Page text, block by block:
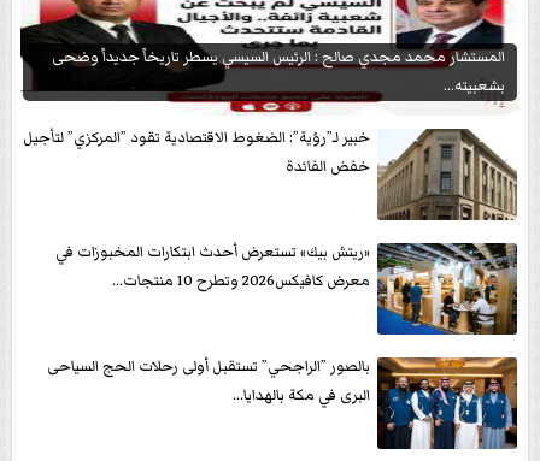
المستشار محمد مجدي صالح : الرئيس السيسي يسطر تاريخاً جديداً وضحى
بشعبيته...
خبير لـ”رؤية”: الضغوط الاقتصادية تقود ”المركزي” لتأجيل
خفض الفائدة
«ريتش بيك» تستعرض أحدث ابتكارات المخبوزات في
معرض كافيكس2026 وتطرح 10 منتجات...
بالصور ”الراجحي” تستقبل أولى رحلات الحج السياحى
البرى في مكة بالهدايا...